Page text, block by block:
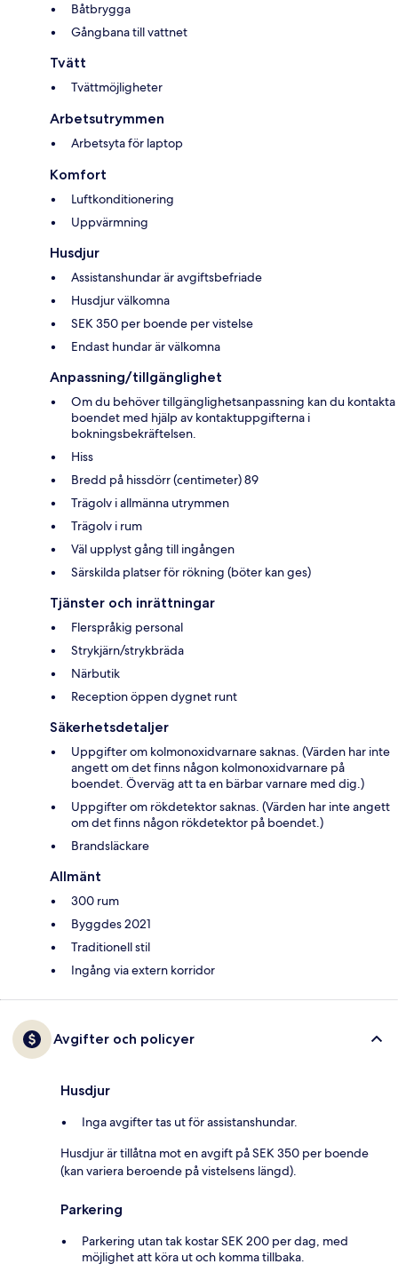
Båtbrygga
Gångbana till vattnet
Tvätt
Tvättmöjligheter
Arbetsutrymmen
Arbetsyta för laptop
Komfort
Luftkonditionering
Uppvärmning
Husdjur
Assistanshundar är avgiftsbefriade
Husdjur välkomna
SEK 350 per boende per vistelse
Endast hundar är välkomna
Anpassning/tillgänglighet
Om du behöver tillgänglighetsanpassning kan du kontakta
boendet med hjälp av kontaktuppgifterna i
bokningsbekräftelsen.
Hiss
Bredd på hissdörr (centimeter) 89
Trägolv i allmänna utrymmen
Trägolv i rum
Väl upplyst gång till ingången
Särskilda platser för rökning (böter kan ges)
Tjänster och inrättningar
Flerspråkig personal
Strykjärn/strykbräda
Närbutik
Reception öppen dygnet runt
Säkerhetsdetaljer
Uppgifter om kolmonoxidvarnare saknas. (Värden har inte
angett om det finns någon kolmonoxidvarnare på
boendet. Överväg att ta en bärbar varnare med dig.)
Uppgifter om rökdetektor saknas. (Värden har inte angett
om det finns någon rökdetektor på boendet.)
Brandsläckare
Allmänt
300 rum
Byggdes 2021
Traditionell stil
Ingång via extern korridor
Avgifter och policyer
Husdjur
Inga avgifter tas ut för assistanshundar.
Husdjur är tillåtna mot en avgift på SEK 350 per boende
(kan variera beroende på vistelsens längd).
Parkering
Parkering utan tak kostar SEK 200 per dag, med
möjlighet att köra ut och komma tillbaka.